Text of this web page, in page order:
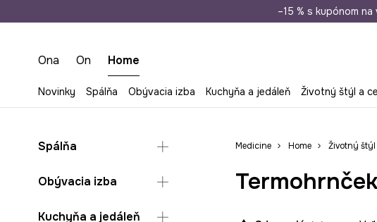
Doprava zadarmo od 50 €
–15 % s kupónom
Ona On Home
Novinky Spálňa Obývacia izba Kuchyňa a jedáleň Životný štýl a
Spálňa
Deky a plédy do spálne
Obývacia izba
Dekorácie
Kuchyňa a jedáleň
Medicine Home Životný štýl